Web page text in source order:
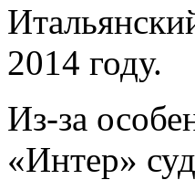
2014 году.
Из-за
«Интер»